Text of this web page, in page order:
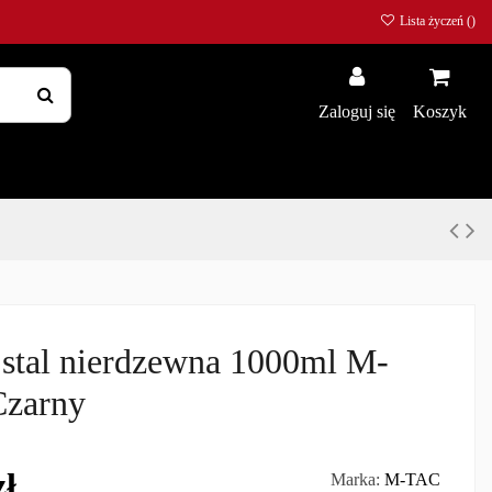
Lista życzeń ()
Zaloguj się Koszyk
nierdzewna 1000ml M-
Marka: M-TAC